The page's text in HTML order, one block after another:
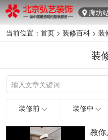
廊坊
当前位置：首页 >装修百科 >装
装
装修前 装修中
教